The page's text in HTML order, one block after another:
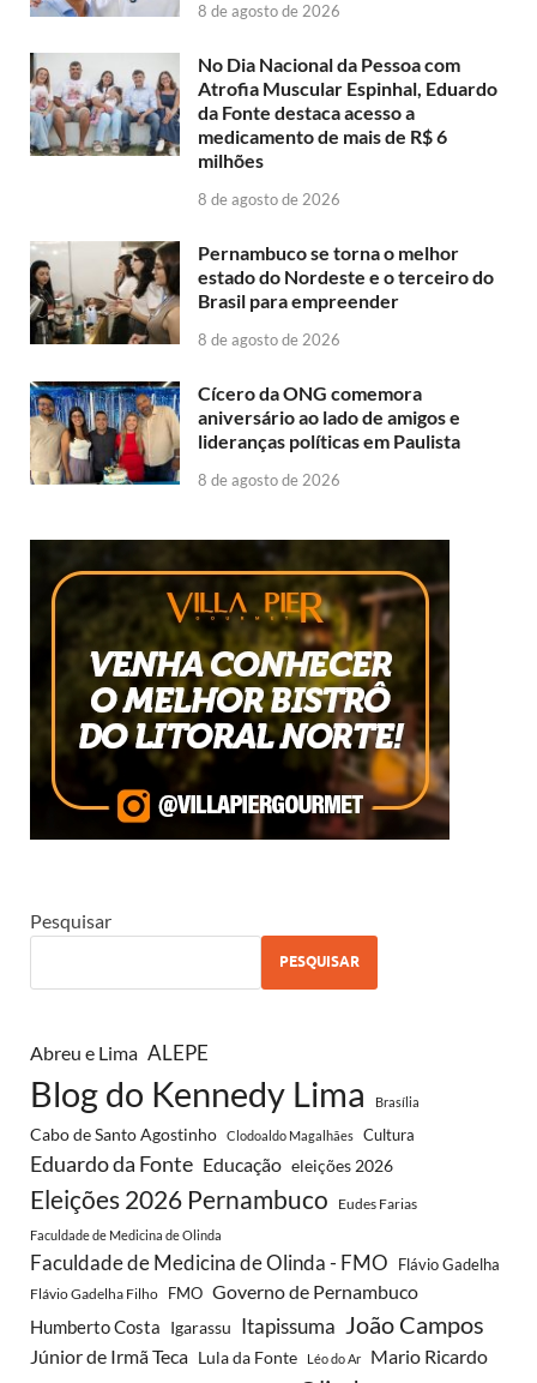
8 de agosto de 2026
No Dia Nacional da Pessoa com
Atrofia Muscular Espinhal, Eduardo
da Fonte destaca acesso a
medicamento de mais de R$ 6
milhões
8 de agosto de 2026
Pernambuco se torna o melhor
estado do Nordeste e o terceiro do
Brasil para empreender
8 de agosto de 2026
Cícero da ONG comemora
aniversário ao lado de amigos e
lideranças políticas em Paulista
8 de agosto de 2026
Pesquisar
PESQUISAR
Abreu e Lima ALEPE
Blog do Kennedy Lima Brasília
Cabo de Santo Agostinho Clodoaldo Magalhães Cultura
Eduardo da Fonte Educação eleições 2026
Eleições 2026 Pernambuco Eudes Farias
Faculdade de Medicina de Olinda
Faculdade de Medicina de Olinda - FMO Flávio Gadelha
Flávio Gadelha Filho FMO Governo de Pernambuco
Humberto Costa Igarassu Itapissuma João Campos
Júnior de Irmã Teca Lula da Fonte Léo do Ar Mario Ricardo